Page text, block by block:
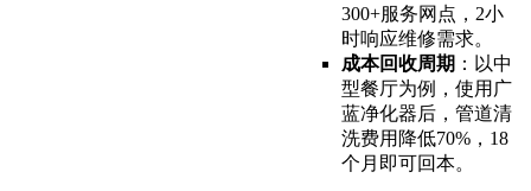
300+服务网点，2小
时响应维修需求。
成本回收周期 ：以中
型餐厅为例，使用广
蓝净化器后，管道清
洗费用降低70%，18
个月即可回本。